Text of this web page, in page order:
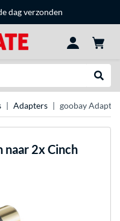
dag verzonden
Adapters goobay
naar 2x Cinch